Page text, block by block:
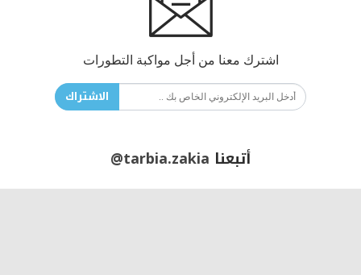
اشترك معنا من أجل مواكبة التطورات
الاشتراك
أتبعنا @tarbia.zakia